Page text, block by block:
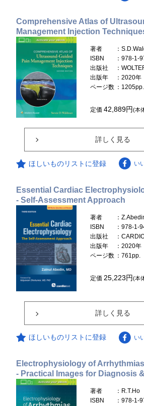
Comprehensive Atlas of
Management Injection
著者
：
ISBN
：978-1-
出版社
：
出版年
：2020年
ページ数 ：
定価42,889円(本
詳しく見る
ほしいものリストに登録 い
Essential Cardiac
- Self-Assessment Approach
著者
：
ISBN
：978-1-
出版社
：
出版年
：2020年
ページ数 ：761pp.
定価 25,223円(本
詳しく見る
ほしいものリストに登録 い
Electrophysiology of
- Practical Images for Diagnosis
著者
：R.T.Ho
ISBN
：978-1-